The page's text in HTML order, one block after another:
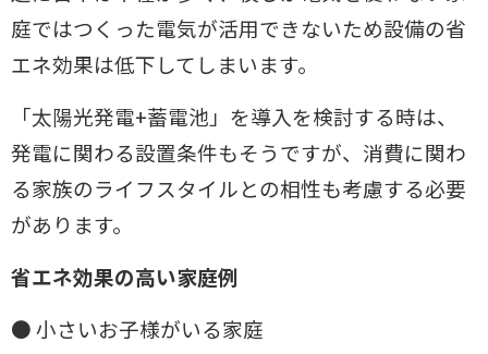
庭ではつくった電気が活用できないため設備の省
エネ効果は低下してしまいます。
「太陽光発電+蓄電池」を導入を検討する時は、
発電に関わる設置条件もそうですが、消費に関わ
る家族のライフスタイルとの相性も考慮する必要
があります。
省エネ効果の高い家庭例
● 小さいお子様がいる家庭